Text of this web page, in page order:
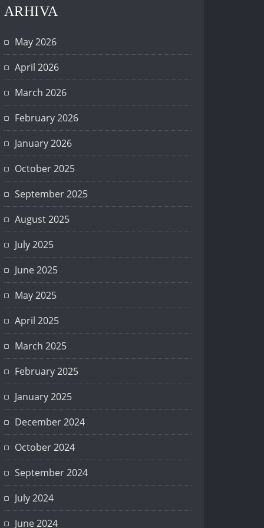
ARHIVA
May 2026
April 2026
March 2026
February 2026
January 2026
October 2025
September 2025
August 2025
July 2025
June 2025
May 2025
April 2025
March 2025
February 2025
January 2025
December 2024
October 2024
September 2024
July 2024
June 2024